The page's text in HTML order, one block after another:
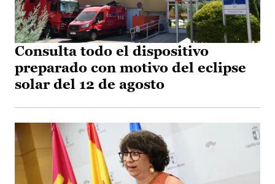
Consulta todo el dispositivo
preparado con motivo del eclipse
solar del 12 de agosto